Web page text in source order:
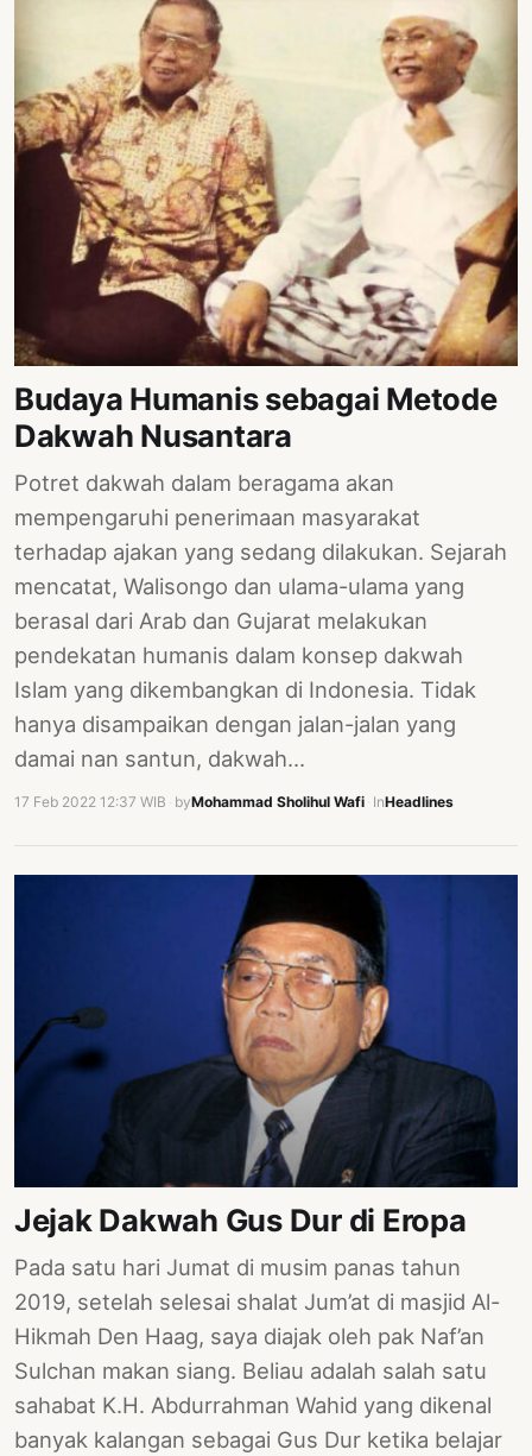
Budaya Humanis sebagai Metode
Dakwah Nusantara
Potret dakwah dalam beragama akan
mempengaruhi penerimaan masyarakat
terhadap ajakan yang sedang dilakukan. Sejarah
mencatat, Walisongo dan ulama-ulama yang
berasal dari Arab dan Gujarat melakukan
pendekatan humanis dalam konsep dakwah
Islam yang dikembangkan di Indonesia. Tidak
hanya disampaikan dengan jalan-jalan yang
damai nan santun, dakwah…
17 Feb 2022 12:37 WIB byMohammad Sholihul Wafi InHeadlines
Jejak Dakwah Gus Dur di Eropa
Pada satu hari Jumat di musim panas tahun
2019, setelah selesai shalat Jum’at di masjid Al-
Hikmah Den Haag, saya diajak oleh pak Naf’an
Sulchan makan siang. Beliau adalah salah satu
sahabat K.H. Abdurrahman Wahid yang dikenal
banyak kalangan sebagai Gus Dur ketika belajar